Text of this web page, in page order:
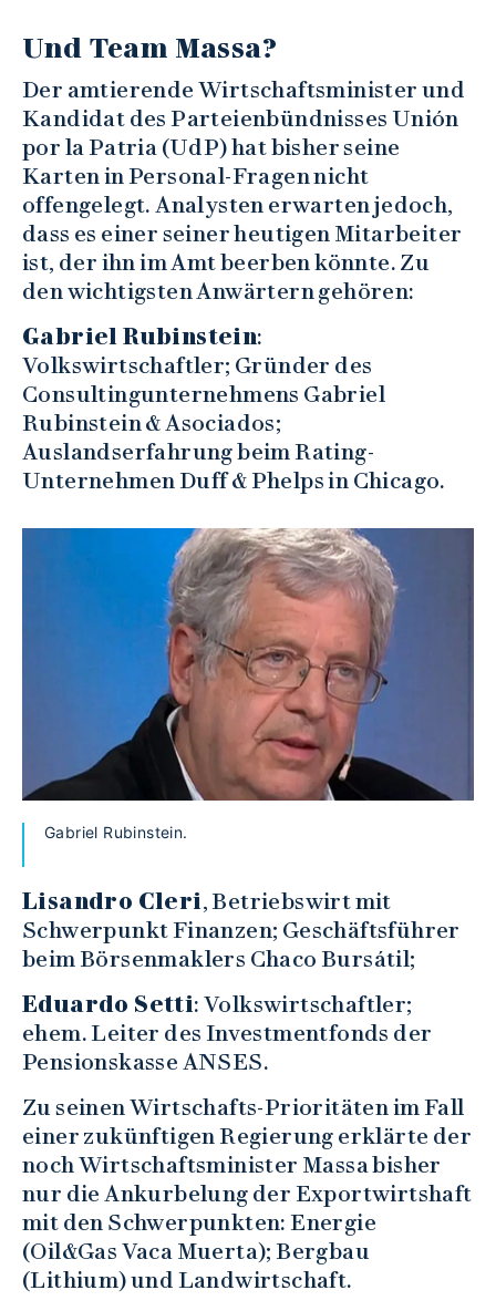
Und Team Massa?
Der amtierende Wirtschaftsminister und
Kandidat des Parteienbündnisses Unión
por la Patria (UdP) hat bisher seine
Karten in Personal-Fragen nicht
offengelegt. Analysten erwarten jedoch,
dass es einer seiner heutigen Mitarbeiter
ist, der ihn im Amt beerben könnte. Zu
den wichtigsten Anwärtern gehören:
Gabriel Rubinstein:
Volkswirtschaftler; Gründer des
Consultingunternehmens Gabriel
Rubinstein & Asociados;
Auslandserfahrung beim Rating-
Unternehmen Duff & Phelps in Chicago.
Gabriel Rubinstein.
Lisandro Cleri, Betriebswirt mit
Schwerpunkt Finanzen; Geschäftsführer
beim Börsenmaklers Chaco Bursátil;
Eduardo Setti: Volkswirtschaftler;
ehem. Leiter des Investmentfonds der
Pensionskasse ANSES.
Zu seinen Wirtschafts-Prioritäten im Fall
einer zukünftigen Regierung erklärte der
noch Wirtschaftsminister Massa bisher
nur die Ankurbelung der Exportwirtshaft
mit den Schwerpunkten: Energie
(Oil&Gas Vaca Muerta); Bergbau
(Lithium) und Landwirtschaft.